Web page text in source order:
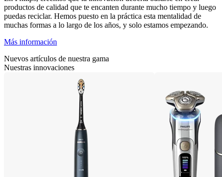
productos de calidad que te encanten durante mucho tiempo y luego
puedas reciclar. Hemos puesto en la práctica esta mentalidad de
muchas formas a lo largo de los años, y solo estamos empezando.
Más información
Nuevos artículos de nuestra gama
Nuestras innovaciones